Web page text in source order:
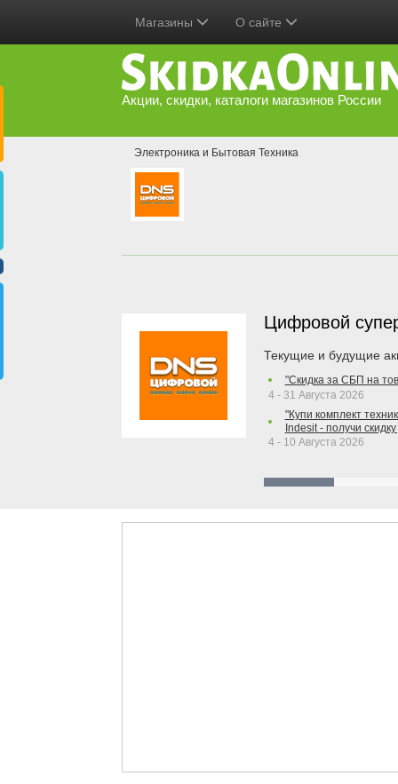
Магазины О сайте
Акции, скидки, каталоги магазинов России
Электроника и Бытовая Техника
Цифровой
Текущие и будущие
"Скидка за СБП на
4 - 31 Августа 2026
"Купи комплект
Indesit - получи
4 - 10 Августа 2026